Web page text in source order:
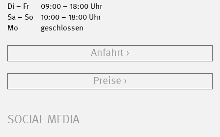
Di – Fr
09:00 – 18:00 Uhr
Sa – So
10:00 – 18:00 Uhr
Mo
geschlossen
Anfahrt
Preise
SOCIAL MEDIA